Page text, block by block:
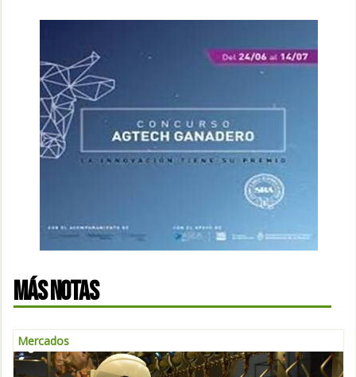
MÁS NOTAS
Mercados